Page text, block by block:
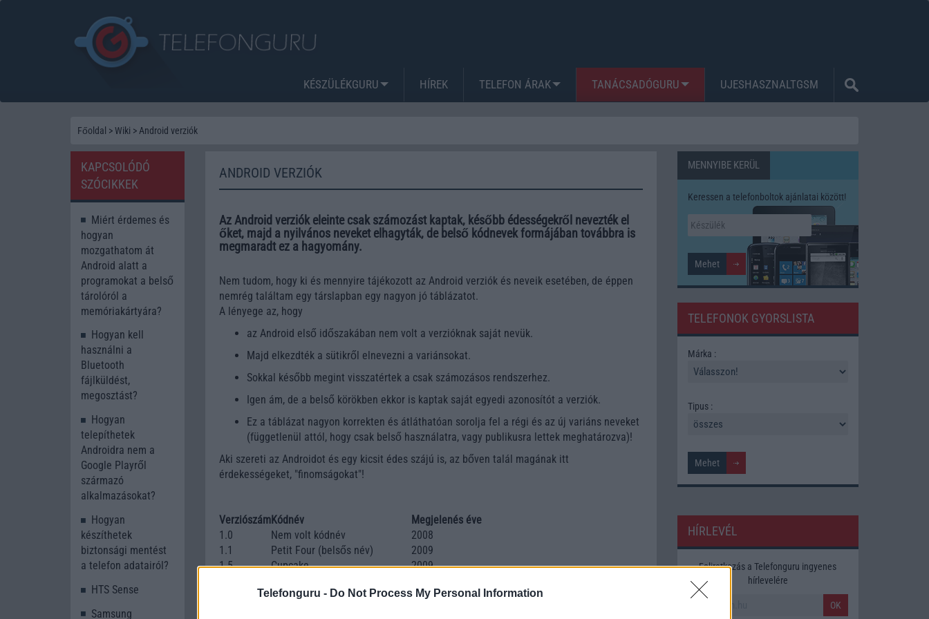
Telefonguru - Do Not Process My Personal Information
KÉSZÜLÉKGURU HÍREK TELEFON ÁRAK TANÁCSADÓGURU UJESHASZNALTGSM
Főoldal >Wiki > Android verziók
ANDROID VERZIÓK
Az Android verziók eleinte csak számozást kaptak, később édességekről nevezték el
őket, majd a nyilvános neveket elhagyták, de belső kódnevek formájában továbbra is
megmaradt ez a hagyomány.
Nem tudom, hogy ki és mennyire tájékozott az Android verziók és neveik esetében, de éppen
nemrég találtam egy társlapban egy nagyon jó táblázatot.
A lényege az, hogy
az Android első időszakában nem volt a verzióknak saját nevük.
Majd elkezdték a sütikről elnevezni a variánsokat.
Sokkal később megint visszatértek a csak számozásos rendszerhez.
Igen ám, de a belső körökben ekkor is kaptak saját egyedi azonosítót a verziók.
Ez a táblázat nagyon korrekten és átláthatóan sorolja fel a régi és az új variáns neveket
(függetlenül attól, hogy csak belső használatra, vagy publikusra lettek meghatározva)!
Aki szereti az Androidot és egy kicsit édes szájú is, az bőven talál magának itt
érdekességeket, "finomságokat"!
VerziószámKódnév
Megjelenés éve
1.0
Nem volt kódnév
2008
1.1
Petit Four (belsős név)
2009
1.5
Cupcake
2009
Éclair
2009
MENNYIBE KERÜL
Keressen a telefonboltok ajánlatai között!
TELEFONOK GYORSLISTA
Márka :
Tipus :
HÍRLEVÉL
Feliratkozás a Telefonguru ingyenes
hírlevelére
OK
KAPCSOLÓDÓ
SZÓCIKKEK
Miért érdemes és
hogyan
mozgathatom át
Android alatt a
programokat a belső
tárolóról a
memóriakártyára?
Hogyan kell
használni a
Bluetooth
fájlküldést,
megosztást?
Hogyan
telepíthetek
Androidra nem a
Google Playről
származó
alkalmazásokat?
Hogyan
készíthetek
biztonsági mentést
a telefon adatairól?
HTS Sense
Samsung